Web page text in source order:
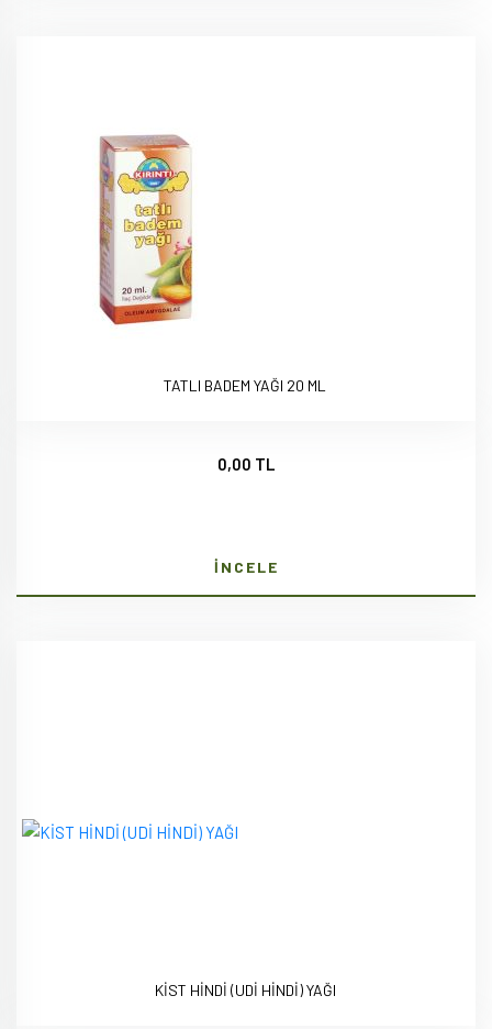
TATLI BADEM YAĞI 20 ML
0,00 TL
İNCELE
KİST HİNDİ (UDİ HİNDİ) YAĞI